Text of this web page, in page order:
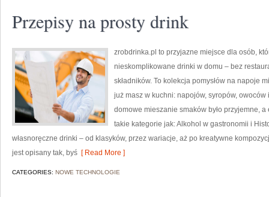
Przepisy na prosty drink
zrobdrinka.pl to przyjazne miejsce dla osób,
nieskomplikowane drinki w domu – bez
składników. To kolekcja pomysłów na napoje
już masz w kuchni: napojów, syropów,
domowe mieszanie smaków było przyjemne,
takie kategorie jak: Alkohol w gastronomii i
własnoręczne drinki – od klasyków, przez wariacje, aż po kreatywne
jest opisany tak, byś [ Read More ]
CATEGORIES: NOWE TECHNOLOGIE